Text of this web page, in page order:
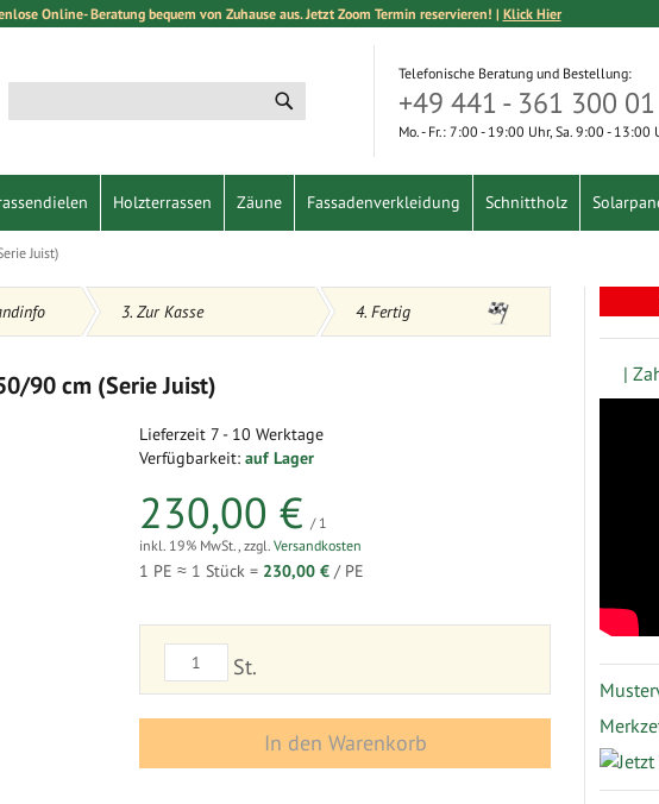
Online- Beratung bequem von Zuhause aus. Jetzt Zoom Termin reservieren! | Klick Hier
Suche
Telefonische Beratung und Bestellung:
+49 441 - 361 300 01
Mo. - Fr.: 7:00 - 19:00 Uhr, Sa. 9:00 - 13:00
Holzterrassen Zäune Fassadenverkleidung Schnittholz
Juist)
3. Zur Kasse 4. Fertig
90 cm (Serie Juist)
Lieferzeit 7 - 10 Werktage
Verfügbarkeit: auf Lager
230,00 € / 1
inkl. 19% MwSt.,zzgl.Versandkosten
1 PE ≈ 1 Stück = 230,00 € / PE
St.
In den Warenkorb
|